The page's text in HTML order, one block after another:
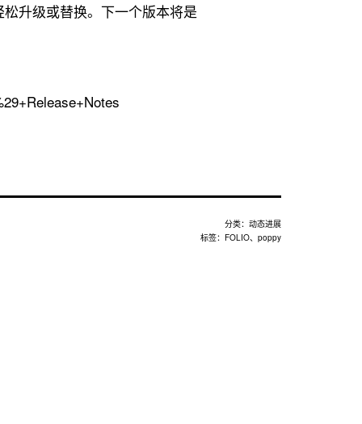
升级或替换。下一个版本将是
分类： 动态进展
标签： FOLIO、 poppy